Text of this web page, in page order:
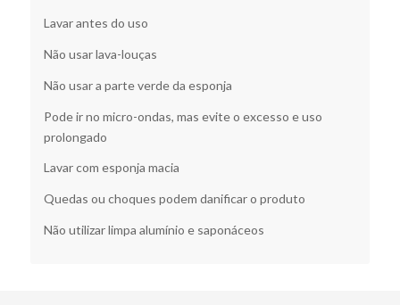
Lavar antes do uso
Não usar lava-louças
Não usar a parte verde da esponja
Pode ir no micro-ondas, mas evite o excesso e uso
prolongado
Lavar com esponja macia
Quedas ou choques podem danificar o produto
Não utilizar limpa alumínio e saponáceos